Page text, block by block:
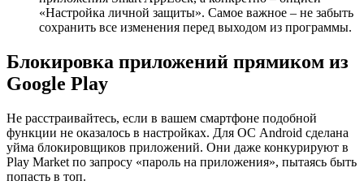
«Настройка личной защиты». Самое важное – не забыть
сохранить все изменения перед выходом из программы.
Блокировка приложений прямиком из
Google Play
Не расстраивайтесь, если в вашем смартфоне подобной
функции не оказалось в настройках. Для ОС Android сделана
уйма блокировщиков приложений. Они даже конкурируют в
Play Market по запросу «пароль на приложения», пытаясь быть
попасть в топ.